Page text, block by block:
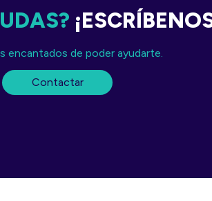
encantados de poder ayudarte.
Contactar